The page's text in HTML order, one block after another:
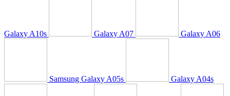
Galaxy A10s Galaxy A07 Galaxy A06
Samsung Galaxy A05s Galaxy A04s